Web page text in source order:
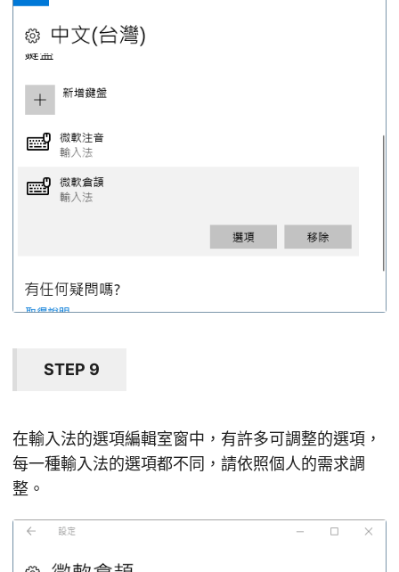
STEP 9
在輸入法的選項編輯室窗中，有許多可調整的選項，
每一種輸入法的選項都不同，請依照個人的需求調
整。